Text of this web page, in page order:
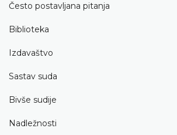
Često postavljana pitanja
Biblioteka
Izdavaštvo
Sastav suda
Bivše sudije
Nadležnosti